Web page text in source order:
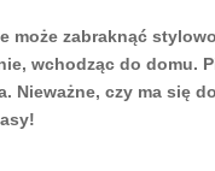
może zabraknąć
wchodząc do domu.
Nieważne, czy ma się